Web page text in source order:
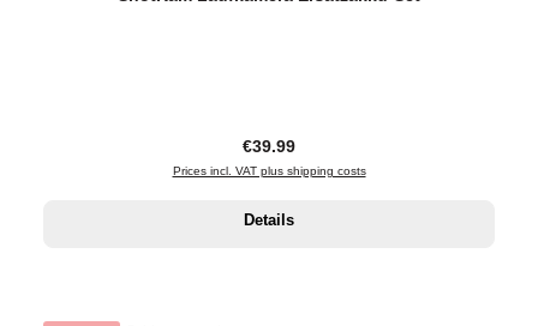
Regular price:
€39.99
Prices incl. VAT plus shipping costs
Details